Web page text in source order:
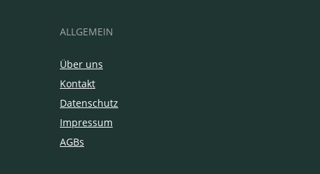
ALLGEMEIN
Über uns
Kontakt
Datenschutz
Impressum
AGBs